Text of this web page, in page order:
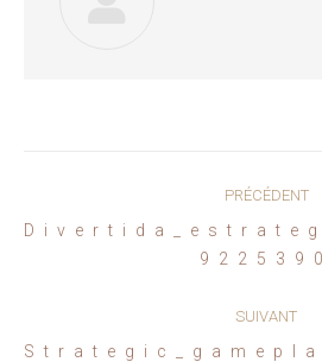
PRÉCÉDENT
Article
9225390
SUIVANT
Article